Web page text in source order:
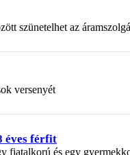
szünetelhet az
versenyét
éves férfit
fiatalkorú és egy